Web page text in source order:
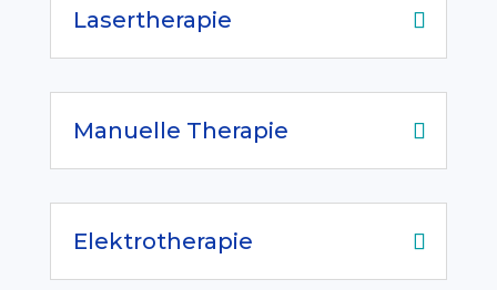
Lasertherapie
Manuelle Therapie
Elektrotherapie